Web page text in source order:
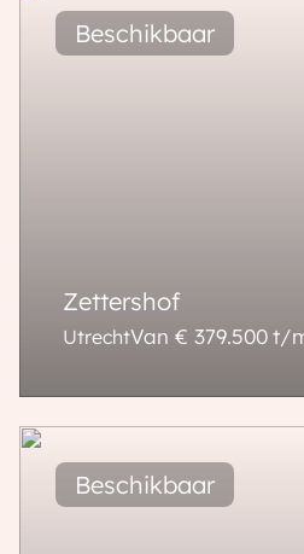
56 - 229 m² 2 - 7 kamers
Zettershof
UtrechtVan € 379.500 t/
39 - 75 m² 25 - 25 m²